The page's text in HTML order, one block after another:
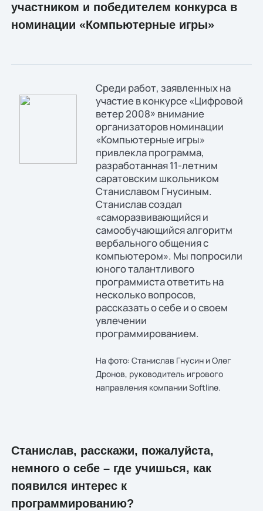
участником и победителем конкурса в
номинации «Компьютерные игры»
Среди работ, заявленных на
участие в конкурсе «Цифровой
ветер 2008» внимание
организаторов номинации
«Компьютерные игры»
привлекла программа,
разработанная 11-летним
саратовским школьником
Станиславом Гнусиным.
Станислав создал
«саморазвивающийся и
самообучающийся алгоритм
вербального общения с
компьютером». Мы попросили
юного талантливого
программиста ответить на
несколько вопросов,
рассказать о себе и о своем
увлечении
программированием.
На фото: Станислав Гнусин и Олег
Дронов, руководитель игрового
направления компании Softline.
Станислав, расскажи, пожалуйста,
немного о себе – где учишься, как
появился интерес к
программированию?